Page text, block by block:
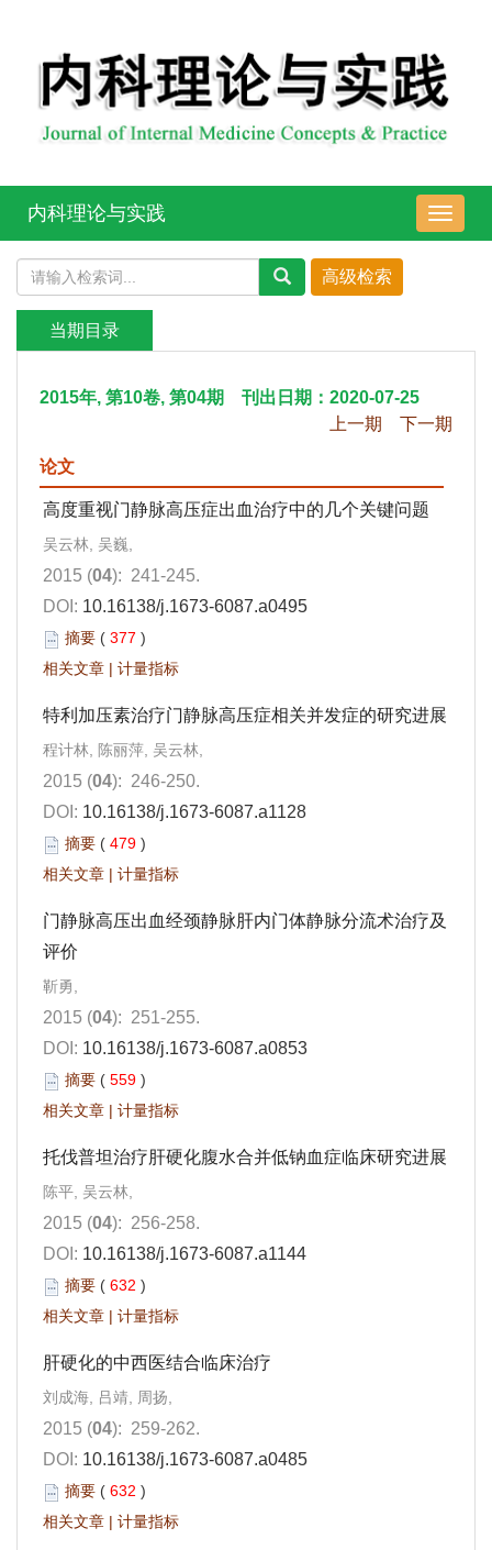
导
航
内科理论与实践
当期目录
2015年, 第10卷, 第04期 刊出日期：2020-07-25
上一期
下一期
论文
高度重视门静脉高压症出血治疗中的几个关键问题
吴云林, 吴巍,
2015 (04): 241-245.
DOI: 10.16138/j.1673-6087.a0495
摘要 ( 377 )
相关文章 | 计量指标
特利加压素治疗门静脉高压症相关并发症的研究进展
程计林, 陈丽萍, 吴云林,
2015 (04): 246-250.
DOI: 10.16138/j.1673-6087.a1128
摘要 ( 479 )
相关文章 | 计量指标
门静脉高压出血经颈静脉肝内门体静脉分流术治疗及
评价
靳勇,
2015 (04): 251-255.
DOI: 10.16138/j.1673-6087.a0853
摘要 ( 559 )
相关文章 | 计量指标
托伐普坦治疗肝硬化腹水合并低钠血症临床研究进展
陈平, 吴云林,
2015 (04): 256-258.
DOI: 10.16138/j.1673-6087.a1144
摘要 ( 632 )
相关文章 | 计量指标
肝硬化的中西医结合临床治疗
刘成海, 吕靖, 周扬,
2015 (04): 259-262.
DOI: 10.16138/j.1673-6087.a0485
摘要 ( 632 )
相关文章 | 计量指标